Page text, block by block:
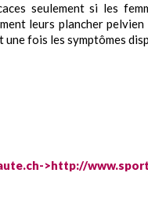
seulement si les
leurs plancher pelvien
une fois les symptômes
>http://